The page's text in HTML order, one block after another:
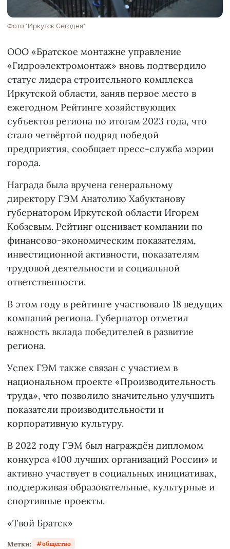
Фото "Иркутск Сегодня"
ООО «Братское монтажне управление
«Гидроэлектромонтаж» вновь подтвердило
статус лидера строительного комплекса
Иркутской области, заняв первое место в
ежегодном Рейтинге хозяйствующих
субъектов региона по итогам 2023 года, что
стало четвёртой подряд победой
предприятия, сообщает пресс-служба мэрии
города.
Награда была вручена генеральному
директору ГЭМ Анатолию Хабуктанову
губернатором Иркутской области Игорем
Кобзевым. Рейтинг оценивает компании по
финансово-экономическим показателям,
инвестиционной активности, показателям
трудовой деятельности и социальной
ответственности.
В этом году в рейтинге участвовало 18 ведущих
компаний региона. Губернатор отметил
важность вклада победителей в развитие
региона.
Успех ГЭМ также связан с участием в
национальном проекте «Производительность
труда», что позволило значительно улучшить
показатели производительности и
корпоративную культуру.
В 2022 году ГЭМ был награждён дипломом
конкурса «100 лучших организаций России» и
активно участвует в социальных инициативах,
поддерживая образовательные, культурные и
спортивные проекты.
«Твой Братск»
Метки: общество